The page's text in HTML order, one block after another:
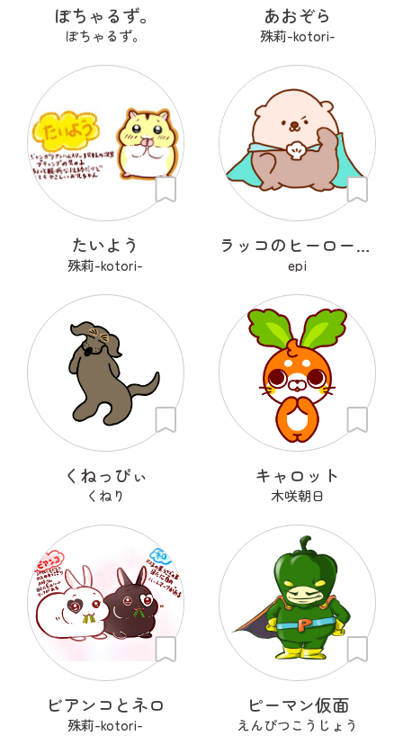
ぽちゃるず。
ぽちゃるず。
あおぞら
殊莉-kotori-
たいよう
殊莉-kotori-
ラッコのヒーローラッキー
epi
くねっぴぃ
くねり
キャロット
木咲朝日
ビアンコとネロ
殊莉-kotori-
ピーマン仮面
えんぴつこうじょう